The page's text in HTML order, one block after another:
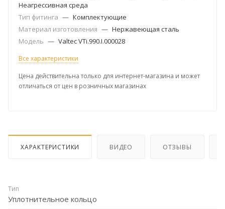
Неагрессивная среда
Тип фитинга — Комплектующие
Материал изготовления — Нержавеющая сталь
Модель — Valtec VTi.990.I.000028
Все характеристики
Цена действительна только для интернет-магазина и может
отличаться от цен в розничных магазинах
ХАРАКТЕРИСТИКИ ВИДЕО ОТЗЫВЫ
Тип
Уплотнительное кольцо